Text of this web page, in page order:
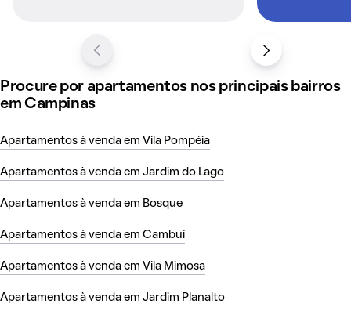
Procure por apartamentos nos principais bairros
em Campinas
Apartamentos à venda em Vila Pompéia
Apartamentos à venda em Jardim do Lago
Apartamentos à venda em Bosque
Apartamentos à venda em Cambuí
Apartamentos à venda em Vila Mimosa
Apartamentos à venda em Jardim Planalto